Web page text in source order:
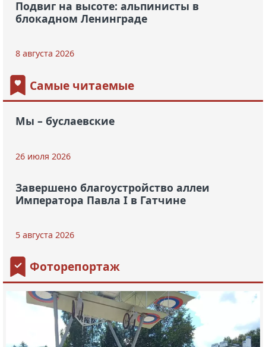
Подвиг на высоте: альпинисты в
блокадном Ленинграде
8 августа 2026
Самые читаемые
Мы – буслаевские
26 июля 2026
Завершено благоустройство аллеи
Императора Павла I в Гатчине
5 августа 2026
Фоторепортаж